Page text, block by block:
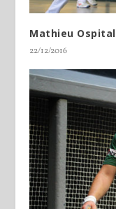
Mathieu Ospital
22/12/2016